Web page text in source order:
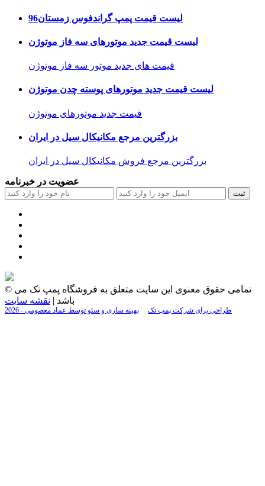
لیست قیمت پمپ گراندفوس زمستان96
لیست قیمت جدید موتورهای سه فاز موتوژن
قیمت های جدید موتور سه فاز موتوژن
لیست قیمت جدید موتورهای پوسته چدن موتوژن
قیمت جدید موتورهای موتوژن
بزرگترین مرجع مکانیکال سیل در ایران
بزرگترین مرجع فروش مکانیکال سیل در ایران
عضویت در خبرنامه
ثبت
© تمامی حقوق معنوی این سایت متعلق به فروشگاه پمپ تک می
باشد | نقشه سایت
2026 - طراحی برای شرکت پمپ تک بهینه سازی و سئو توسط عماد معصومی